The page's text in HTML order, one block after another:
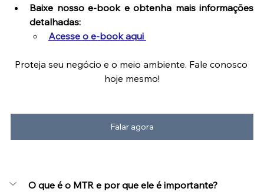
Baixe nosso e-book e obtenha mais informações
detalhadas:
Acesse o e-book aqui
Proteja seu negócio e o meio ambiente. Fale conosco
hoje mesmo!
Falar agora
O que é o MTR e por que ele é importante?